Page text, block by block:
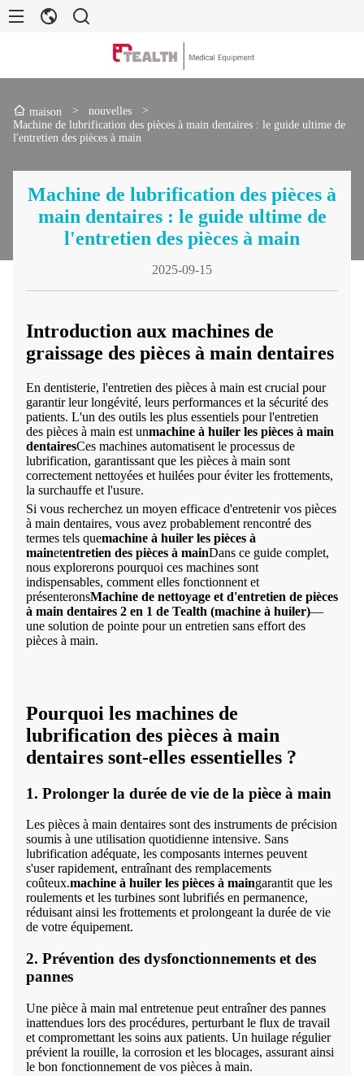
maison > nouvelles
>
Machine de lubrification des pièces à main dentaires : le guide ultime de
l'entretien des pièces à main
Machine de lubrification des pièces à
main dentaires : le guide ultime de
l'entretien des pièces à main
2025-09-15
Introduction aux machines de
graissage des pièces à main dentaires
En dentisterie, l'entretien des pièces à main est crucial pour
garantir leur longévité, leurs performances et la sécurité des
patients. L'un des outils les plus essentiels pour l'entretien
des pièces à main est unmachine à huiler les pièces à main
dentairesCes machines automatisent le processus de
lubrification, garantissant que les pièces à main sont
correctement nettoyées et huilées pour éviter les frottements,
la surchauffe et l'usure.
Si vous recherchez un moyen efficace d'entretenir vos pièces
à main dentaires, vous avez probablement rencontré des
termes tels quemachine à huiler les pièces à
mainetentretien des pièces à mainDans ce guide complet,
nous explorerons pourquoi ces machines sont
indispensables, comment elles fonctionnent et
présenteronsMachine de nettoyage et d'entretien de pièces
à main dentaires 2 en 1 de Tealth (machine à huiler)—
une solution de pointe pour un entretien sans effort des
pièces à main.
Pourquoi les machines de
lubrification des pièces à main
dentaires sont-elles essentielles ?
1. Prolonger la durée de vie de la pièce à main
Les pièces à main dentaires sont des instruments de précision
soumis à une utilisation quotidienne intensive. Sans
lubrification adéquate, les composants internes peuvent
s'user rapidement, entraînant des remplacements
coûteux.machine à huiler les pièces à maingarantit que les
roulements et les turbines sont lubrifiés en permanence,
réduisant ainsi les frottements et prolongeant la durée de vie
de votre équipement.
2. Prévention des dysfonctionnements et des
pannes
Une pièce à main mal entretenue peut entraîner des pannes
inattendues lors des procédures, perturbant le flux de travail
et compromettant les soins aux patients. Un huilage régulier
prévient la rouille, la corrosion et les blocages, assurant ainsi
le bon fonctionnement de vos pièces à main.